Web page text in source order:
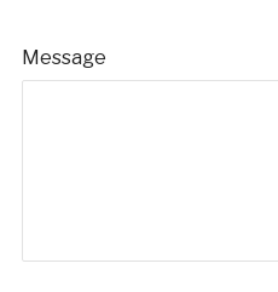
Message